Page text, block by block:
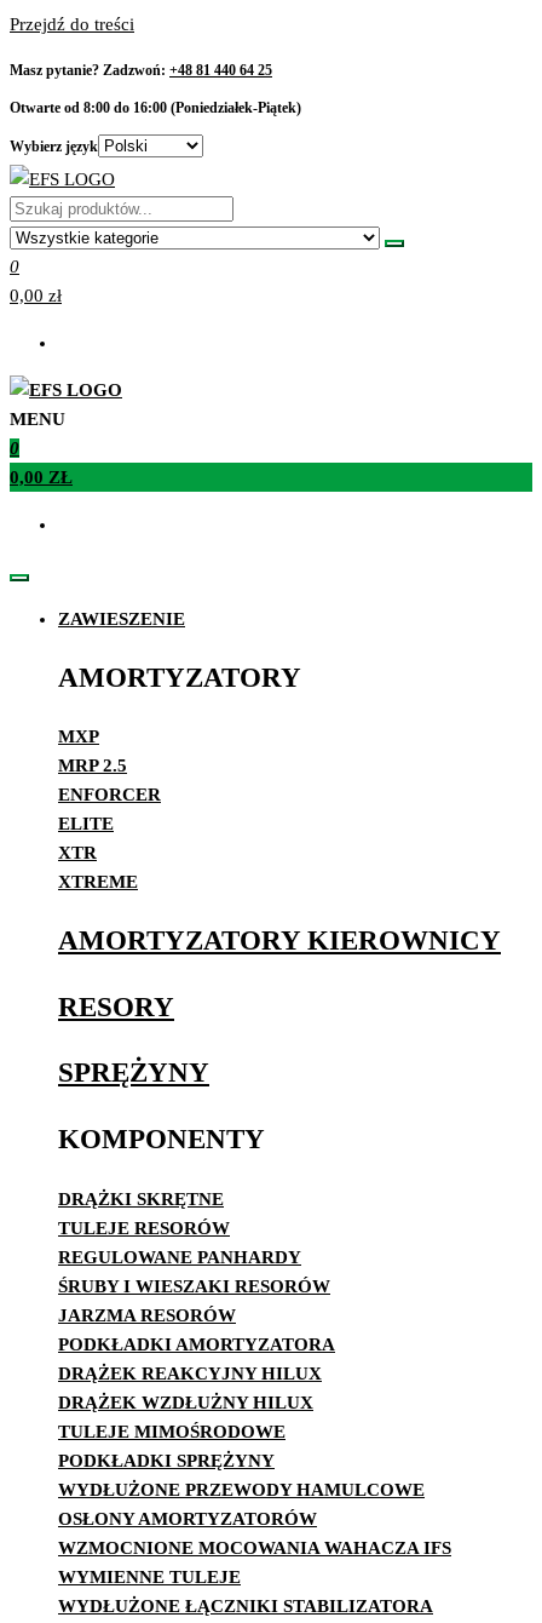
Przejdź do treści
Masz pytanie? Zadzwoń: +48 81 440 64 25
Otwarte od 8:00 do 16:00 (Poniedziałek-Piątek)
Wybierz język
EFS4WD
Zawieszenia off road camping
0
0,00 zł
EFS4WD
Zawieszenia off road camping
MENU
0
0,00 ZŁ
ZAWIESZENIE
AMORTYZATORY
MXP
MRP 2.5
ENFORCER
ELITE
XTR
XTREME
AMORTYZATORY KIEROWNICY
RESORY
SPRĘŻYNY
KOMPONENTY
DRĄŻKI SKRĘTNE
TULEJE RESORÓW
REGULOWANE PANHARDY
ŚRUBY I WIESZAKI RESORÓW
JARZMA RESORÓW
PODKŁADKI AMORTYZATORA
DRĄŻEK REAKCYJNY HILUX
DRĄŻEK WZDŁUŻNY HILUX
TULEJE MIMOŚRODOWE
PODKŁADKI SPRĘŻYNY
WYDŁUŻONE PRZEWODY HAMULCOWE
OSŁONY AMORTYZATORÓW
WZMOCNIONE MOCOWANIA WAHACZA IFS
WYMIENNE TULEJE
WYDŁUŻONE ŁĄCZNIKI STABILIZATORA